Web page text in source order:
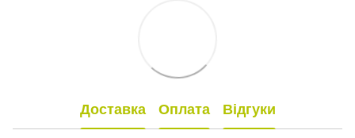
Доставка Оплата Відгуки